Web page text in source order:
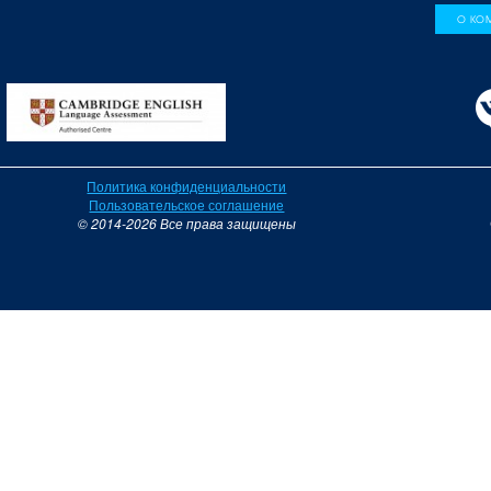
О
Политика конфиденциальности
Пользовательское соглашение
© 2014-2026 Все права защищены